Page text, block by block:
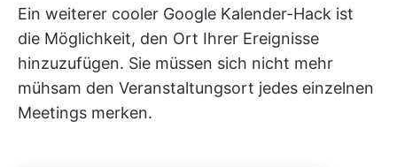
Ein weiterer cooler Google Kalender-Hack ist
die Möglichkeit, den Ort Ihrer Ereignisse
hinzuzufügen. Sie müssen sich nicht mehr
mühsam den Veranstaltungsort jedes einzelnen
Meetings merken.